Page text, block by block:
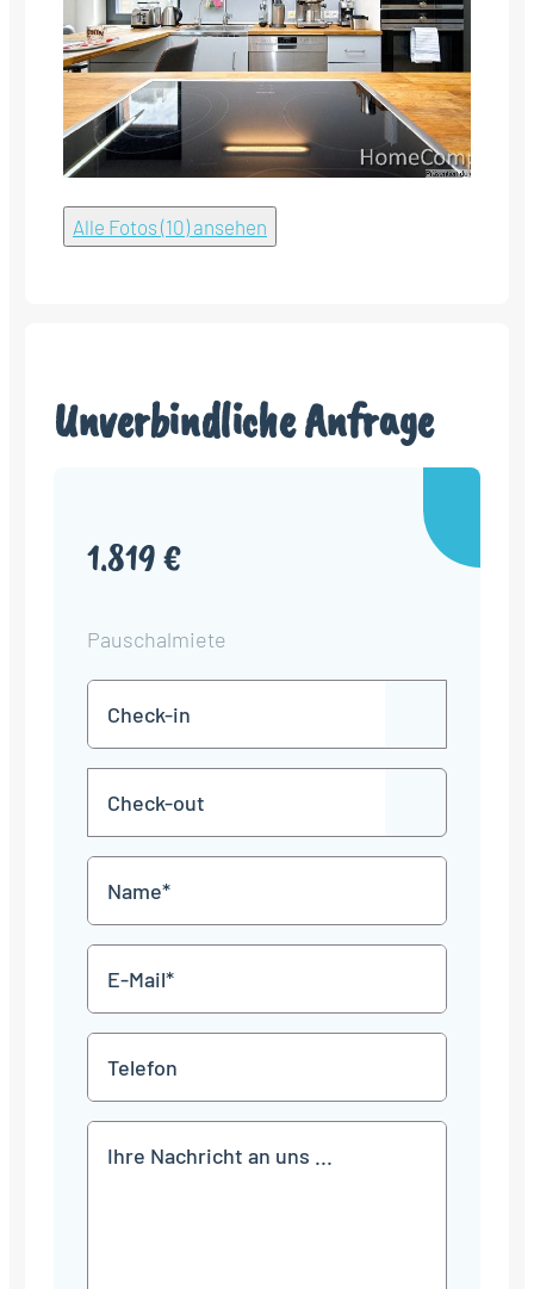
Alle Fotos (10) ansehen
Unverbindliche Anfrage
1.819 €
Pauschalmiete
in
TT
Punkt
MM
JJJJ
TT
Punkt
MM
JJJJ
Mail
*